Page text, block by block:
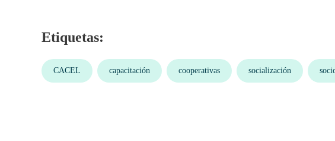
Etiquetas:
CACEL capacitación cooperativas socialización